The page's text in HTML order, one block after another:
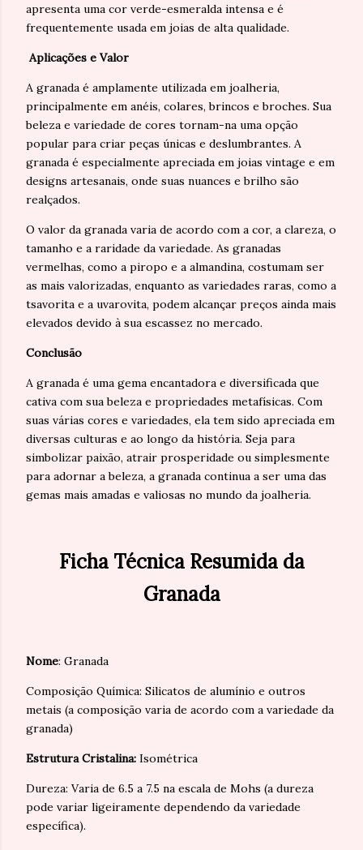
apresenta uma cor verde-esmeralda intensa e é
frequentemente usada em joias de alta qualidade.
Aplicações e Valor
A granada é amplamente utilizada em joalheria,
principalmente em anéis, colares, brincos e broches. Sua
beleza e variedade de cores tornam-na uma opção
popular para criar peças únicas e deslumbrantes. A
granada é especialmente apreciada em joias vintage e em
designs artesanais, onde suas nuances e brilho são
realçados.
O valor da granada varia de acordo com a cor, a clareza, o
tamanho e a raridade da variedade. As granadas
vermelhas, como a piropo e a almandina, costumam ser
as mais valorizadas, enquanto as variedades raras, como a
tsavorita e a uvarovita, podem alcançar preços ainda mais
elevados devido à sua escassez no mercado.
Conclusão
A granada é uma gema encantadora e diversificada que
cativa com sua beleza e propriedades metafísicas. Com
suas várias cores e variedades, ela tem sido apreciada em
diversas culturas e ao longo da história. Seja para
simbolizar paixão, atrair prosperidade ou simplesmente
para adornar a beleza, a granada continua a ser uma das
gemas mais amadas e valiosas no mundo da joalheria.
Ficha Técnica Resumida da
Granada
Nome: Granada
Composição Química: Silicatos de alumínio e outros
metais (a composição varia de acordo com a variedade da
granada)
Estrutura Cristalina: Isométrica
Dureza: Varia de 6.5 a 7.5 na escala de Mohs (a dureza
pode variar ligeiramente dependendo da variedade
específica).